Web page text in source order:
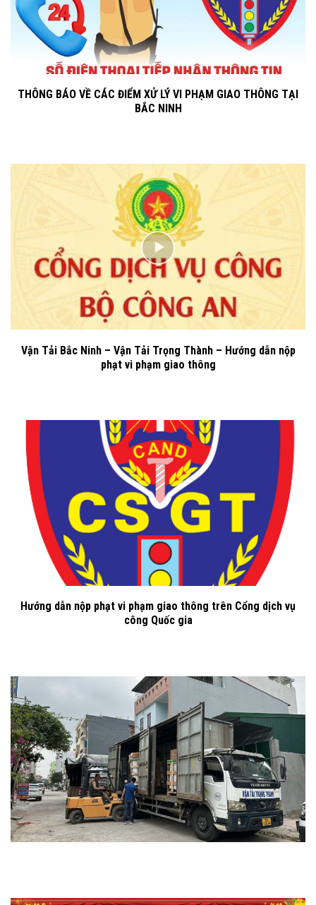
THÔNG BÁO VỀ CÁC ĐIỂM XỬ LÝ VI PHẠM GIAO THÔNG TẠI
BẮC NINH
Vận Tải Bắc Ninh – Vận Tải Trọng Thành – Hướng dẫn nộp
phạt vi phạm giao thông
Hướng dẫn nộp phạt vi phạm giao thông trên Cổng dịch vụ
công Quốc gia